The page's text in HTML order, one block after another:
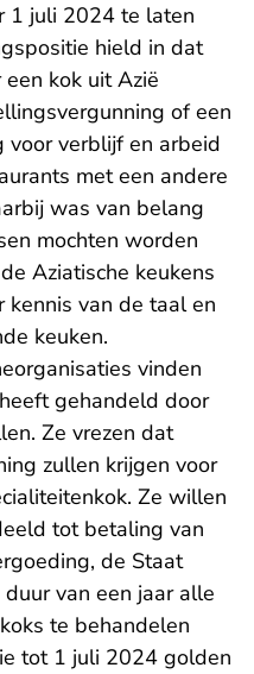
1 juli 2024 te laten
hield in dat
kok uit Azië
of een
voor verblijf en arbeid
met een andere
was van belang
mochten worden
Aziatische keukens
van de taal en
keuken.
vinden
gehandeld door
Ze vrezen dat
zullen krijgen voor
Ze willen
tot betaling van
de Staat
van een jaar alle
te behandelen
tot 1 juli 2024 golden